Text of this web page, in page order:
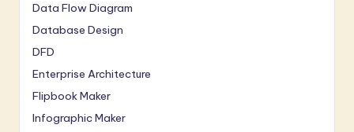
Data Flow Diagram
Database Design
DFD
Enterprise Architecture
Flipbook Maker
Infographic Maker